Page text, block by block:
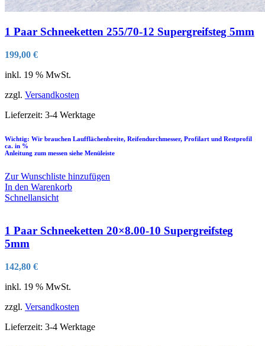
1 Paar Schneeketten 255/70-12 Supergreifsteg 5mm
199,00 €
inkl. 19 % MwSt.
zzgl. Versandkosten
Lieferzeit: 3-4 Werktage
Wichtig: Wir brauchen Laufflächenbreite, Reifendurchmesser, Profilart und Restprofil
ca. in %
Anleitung zum messen siehe Menüleiste
Zur Wunschliste hinzufügen
In den Warenkorb
Schnellansicht
1 Paar Schneeketten 20×8.00-10 Supergreifsteg
5mm
142,80 €
inkl. 19 % MwSt.
zzgl. Versandkosten
Lieferzeit: 3-4 Werktage